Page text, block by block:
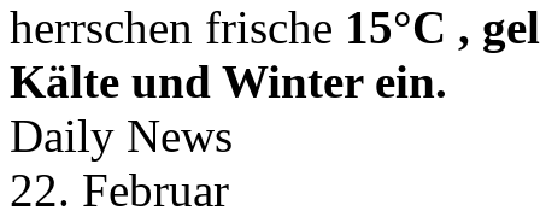
herrschen frische 15°C ,
Kälte und Winter ein.
Daily News
22. Februar